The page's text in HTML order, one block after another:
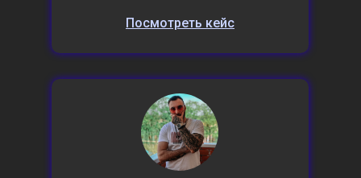
Посмотреть кейс